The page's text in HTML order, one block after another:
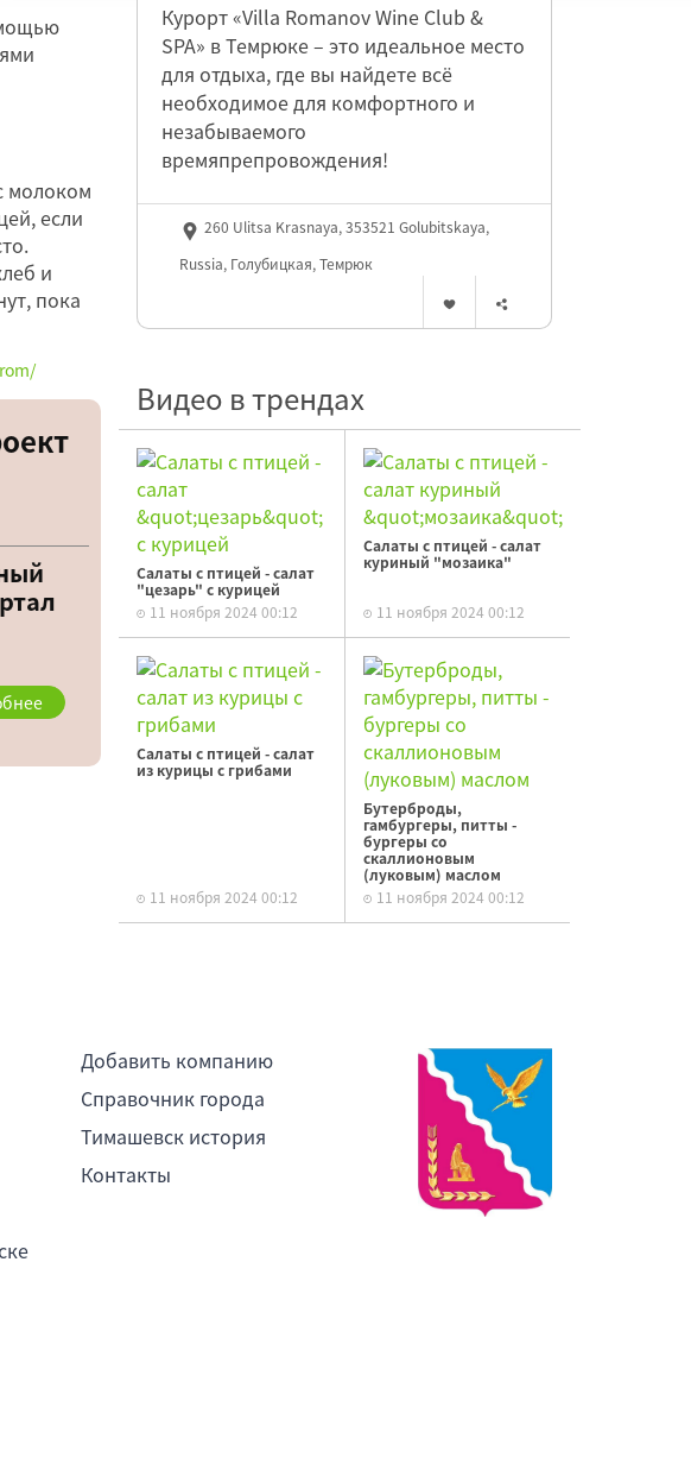
молоком
если
и
пока
Курорт «Villa Romanov Wine Club &
SPA» в Темрюке – это идеальное место
для отдыха, где вы найдете всё
необходимое для комфортного и
незабываемого
времяпрепровождения!
260 Ulitsa Krasnaya, 353521 Golubitskaya,
Russia, Голубицкая, Темрюк
Видео в трендах
Салаты с птицей - салат
"цезарь" с курицей
11 ноября 2024 00:12
Салаты с птицей - салат
куриный "мозаика"
11 ноября 2024 00:12
Салаты с птицей - салат
из курицы с грибами
11 ноября 2024 00:12
Бутерброды,
гамбургеры, питты -
бургеры со
скаллионовым
(луковым) маслом
11 ноября 2024 00:12
Добавить компанию
Справочник города
Тимашевск история
Контакты